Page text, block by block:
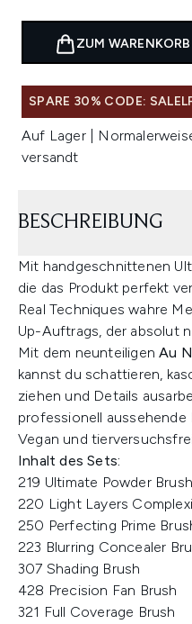
ZUM
SPARE 30% CODE:
Auf Lager |
versandt
BESCHREIBUNG
Mit handgeschnittenen
die das Produkt perfekt
Real Techniques wahre
Up-Auftrags, der absolut
Mit dem neunteiligenAu
kannst du schattieren,
ziehen und Details
professionell
Vegan und
Inhalt des Sets:
219 Ultimate Powder Brush
220 Light Layers
250 Perfecting Prime
223 Blurring Concealer
307 Shading Brush
428 Precision Fan Brush
321 Full Coverage Brush